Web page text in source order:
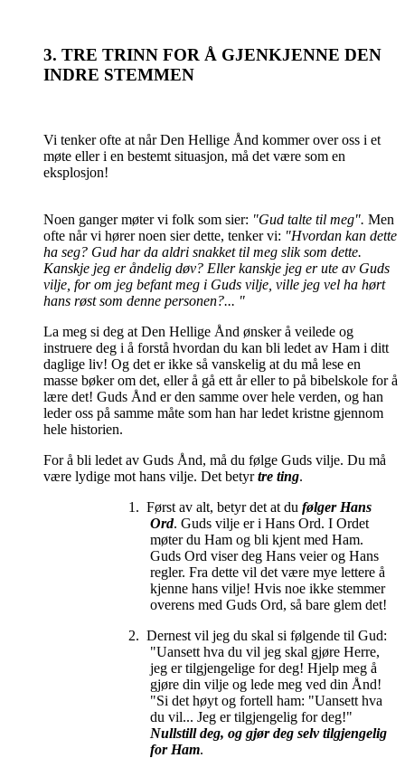
3. TRE TRINN FOR Å GJENKJENNE DEN
INDRE STEMMEN
Vi tenker ofte at når Den Hellige Ånd kommer over oss i et
møte eller i en bestemt situasjon, må det være som en
eksplosjon!
Noen ganger møter vi folk som sier: "Gud talte til meg". Men
ofte når vi hører noen sier dette, tenker vi: "Hvordan kan dette
ha seg? Gud har da aldri snakket til meg slik som dette.
Kanskje jeg er åndelig døv? Eller kanskje jeg er ute av Guds
vilje, for om jeg befant meg i Guds vilje, ville jeg vel ha hørt
hans røst som denne personen?... "
La meg si deg at Den Hellige Ånd ønsker å veilede og
instruere deg i å forstå hvordan du kan bli ledet av Ham i ditt
daglige liv! Og det er ikke så vanskelig at du må lese en
masse bøker om det, eller å gå ett år eller to på bibelskole for å
lære det! Guds Ånd er den samme over hele verden, og han
leder oss på samme måte som han har ledet kristne gjennom
hele historien.
For å bli ledet av Guds Ånd, må du følge Guds vilje. Du må
være lydige mot hans vilje. Det betyrtre ting.
1. Først av alt, betyr det at dufølger Hans
Ord. Guds vilje er i Hans Ord. I Ordet
møter du Ham og bli kjent med Ham.
Guds Ord viser deg Hans veier og Hans
regler. Fra dette vil det være mye lettere å
kjenne hans vilje! Hvis noe ikke stemmer
overens med Guds Ord, så bare glem det!
2. Dernest vil jeg du skal si følgende til Gud:
"Uansett hva du vil jeg skal gjøre Herre,
jeg er tilgjengelige for deg! Hjelp meg å
gjøre din vilje og lede meg ved din Ånd!
"Si det høyt og fortell ham: "Uansett hva
du vil... Jeg er tilgjengelig for deg!"
Nullstill deg, og gjør deg selv tilgjengelig
for Ham.